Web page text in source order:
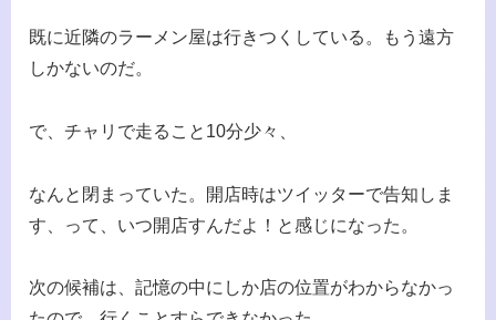
既に近隣のラーメン屋は行きつくしている。もう遠方
しかないのだ。
で、チャリで走ること10分少々、
なんと閉まっていた。開店時はツイッターで告知しま
す、って、いつ開店すんだよ！と感じになった。
次の候補は、記憶の中にしか店の位置がわからなかっ